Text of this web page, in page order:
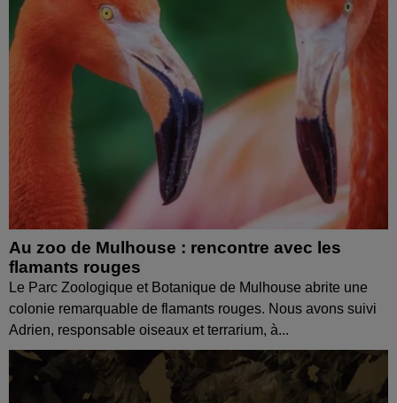
Au zoo de Mulhouse : rencontre avec les
flamants rouges
Le Parc Zoologique et Botanique de Mulhouse abrite une
colonie remarquable de flamants rouges. Nous avons suivi
Adrien, responsable oiseaux et terrarium, à...